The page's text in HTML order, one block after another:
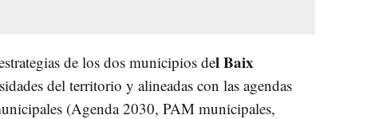
de los dos municipios del Baix
del territorio y alineadas con las agendas
(Agenda 2030, PAM municipales,